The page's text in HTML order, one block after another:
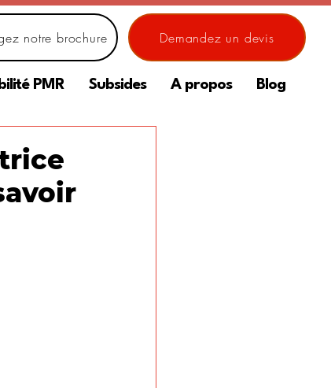
notre brochure Demandez un devis
PMR Subsides A propos Blog